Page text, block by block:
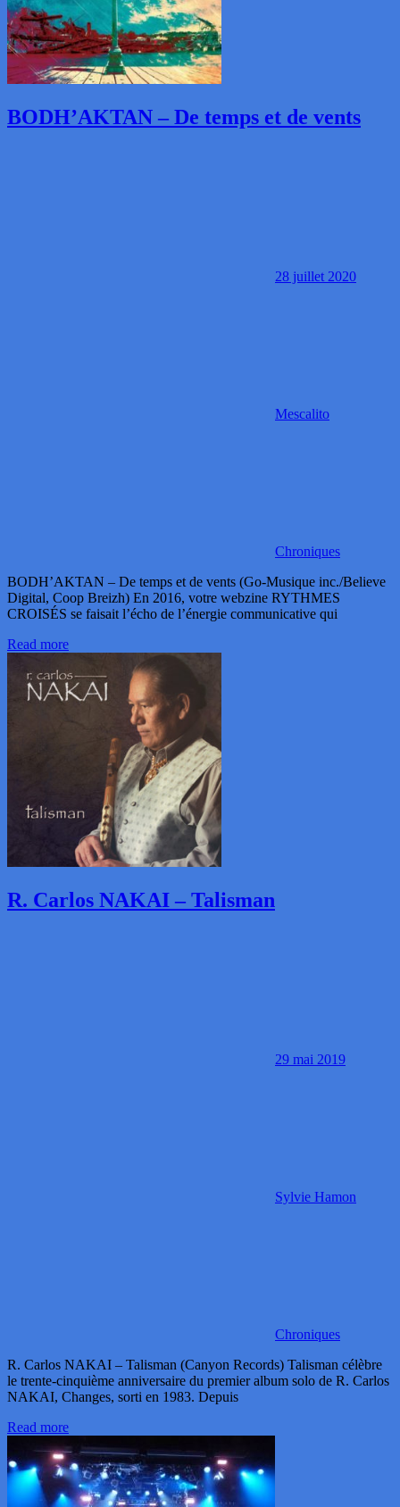
BODH’AKTAN – De temps et de vents
28 juillet 2020
Mescalito
Chroniques
BODH’AKTAN – De temps et de vents (Go-Musique inc./Believe
Digital, Coop Breizh) En 2016, votre webzine RYTHMES
CROISÉS se faisait l’écho de l’énergie communicative qui
Read more
R. Carlos NAKAI – Talisman
29 mai 2019
Sylvie Hamon
Chroniques
R. Carlos NAKAI – Talisman (Canyon Records) Talisman célèbre
le trente-cinquième anniversaire du premier album solo de R. Carlos
NAKAI, Changes, sorti en 1983. Depuis
Read more